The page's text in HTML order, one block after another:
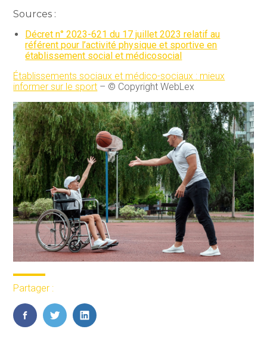
Sources :
Décret n° 2023-621 du 17 juillet 2023 relatif au
référent pour l’activité physique et sportive en
établissement social et médicosocial
Établissements sociaux et médico-sociaux : mieux
informer sur le sport – © Copyright WebLex
Partager :
FaceBook
TwitterLinkedIn